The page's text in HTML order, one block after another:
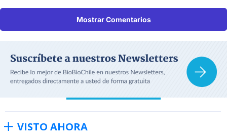
Mostrar Comentarios
VISTO AHORA